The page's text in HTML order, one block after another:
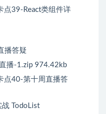
点39-React类组件详
播答疑
播-1.zip 974.42kb
点40-第十周直播答
战 TodoList